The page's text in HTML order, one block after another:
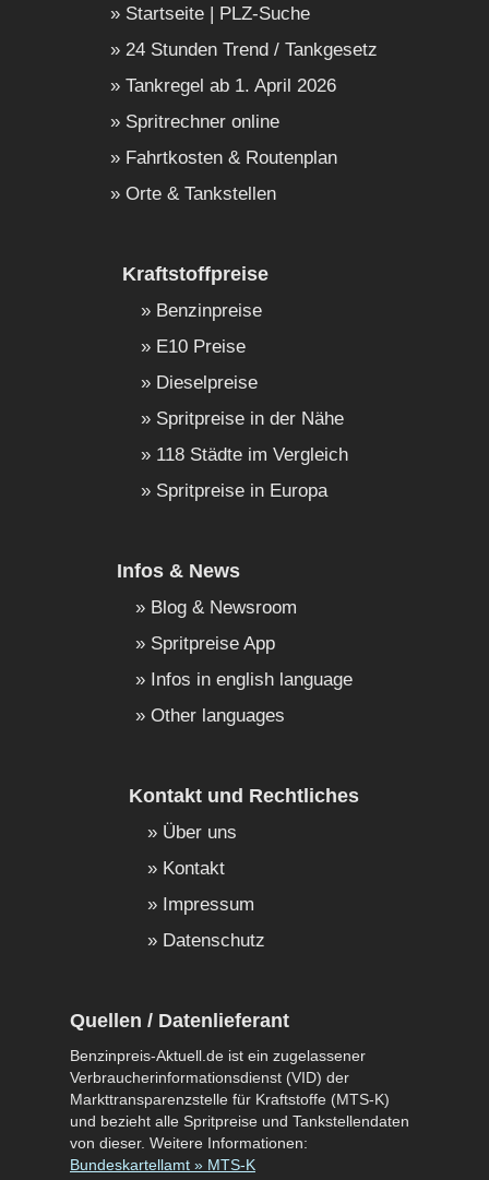
Startseite | PLZ-Suche
24 Stunden Trend / Tankgesetz
Tankregel ab 1. April 2026
Spritrechner online
Fahrtkosten & Routenplan
Orte & Tankstellen
Kraftstoffpreise
Benzinpreise
E10 Preise
Dieselpreise
Spritpreise in der Nähe
118 Städte im Vergleich
Spritpreise in Europa
Infos & News
Blog & Newsroom
Spritpreise App
Infos in english language
Other languages
Kontakt und Rechtliches
Über uns
Kontakt
Impressum
Datenschutz
Quellen / Datenlieferant
Benzinpreis-Aktuell.de ist ein zugelassener
Verbraucherinformationsdienst (VID) der
Markttransparenzstelle für Kraftstoffe (MTS-K)
und bezieht alle Spritpreise und Tankstellendaten
von dieser. Weitere Informationen:
Bundeskartellamt » MTS-K